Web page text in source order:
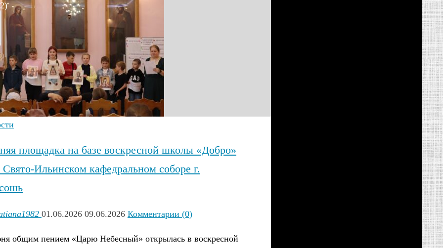
площадка на базе воскресной школы «Добро»
Ильинском кафедральном соборе г.
01.06.2026 09.06.2026 Комментарии (0)
общим пением «Царю Небесный» открылась в воскресной